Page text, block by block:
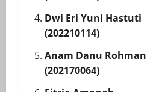
Dwi Eri Yuni Hastuti
(202210114)
Anam Danu Rohman
(202170064)